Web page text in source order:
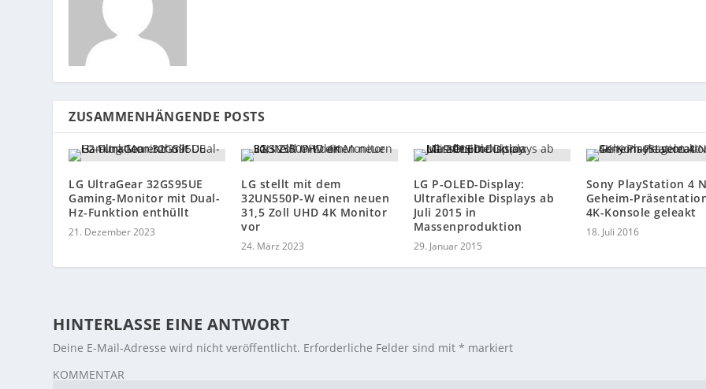
ZUSAMMENHÄNGENDE POSTS
LG UltraGear 32GS95UE
Gaming-Monitor mit Dual-
Hz-Funktion enthüllt
21. Dezember 2023
LG stellt mit dem
32UN550P-W einen neuen
31,5 Zoll UHD 4K Monitor
vor
24. März 2023
LG P-OLED-Display:
Ultraflexible Displays ab
Juli 2015 in
Massenproduktion
29. Januar 2015
Sony PlayStation 4
Geheim-
4K-Konsole geleakt
18. Juli 2016
HINTERLASSE EINE ANTWORT
Deine E-Mail-Adresse wird nicht veröffentlicht. Erforderliche Felder sind mit* markiert
KOMMENTAR